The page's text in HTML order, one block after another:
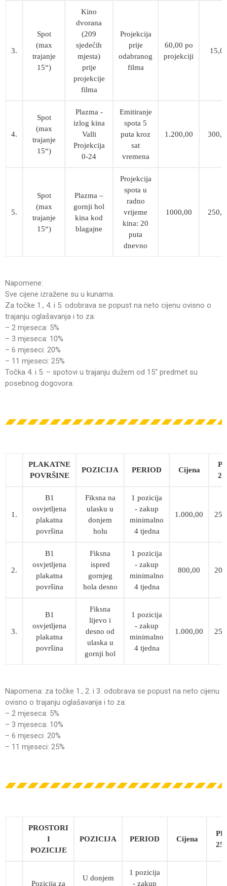
3.
Spot
(max
trajanje
15“)
Kino
dvorana
(209
sjedećih
mjesta)
prije
projekcije
filma
Projekcija
prije
odabranog
filma
60,00 po
projekciji
4.
Spot
(max
trajanje
15“)
Plazma -
izlog kina
Valli
Projekcija
0-24
Emitiranje
spota 5
puta kroz
sat
vremena
1.200,00
5.
Spot
(max
trajanje
15“)
Plazma –
gornji hol
kina kod
blagajne
Projekcija
spota u
radno
vrijeme
kina: 20
puta
dnevno
1000,00
Napomene:
Sve cijene izražene su u kunama.
Za točke 1., 4. i 5. odobrava se popust na neto cijenu ovisno o
trajanju oglašavanja i to za:
– 2 mjeseca: 5%
– 3 mjeseca: 10%
– 6 mjeseci: 20%
– 11 mjeseci: 25%
Točka 4. i 5. – spotovi u trajanju dužem od 15“ predmet su
posebnog dogovora.
PLAKATNE
POVRŠINE
POZICIJA PERIOD Cijena
1.
B1
osvjetljena
plakatna
površina
Fiksna na
ulasku u
donjem
holu
1 pozicija
- zakup
minimalno
4 tjedna
1.000,00
2.
B1
osvjetljena
plakatna
površina
Fiksna
ispred
gornjeg
hola desno
1 pozicija
- zakup
minimalno
4 tjedna
800,00
3.
B1
osvjetljena
plakatna
površina
Fiksna
lijevo i
desno od
ulaska u
gornji hol
1 pozicija
- zakup
minimalno
4 tjedna
1.000,00
Napomena: za točke 1., 2. i 3. odobrava se popust na neto cijenu
ovisno o trajanju oglašavanja i to za:
– 2 mjeseca: 5%
– 3 mjeseca: 10%
– 6 mjeseci: 20%
– 11 mjeseci: 25%
PROSTORI
I
POZICIJE
POZICIJA PERIOD Cijena
Pozicija za
U donjem
1 pozicija
- zakup